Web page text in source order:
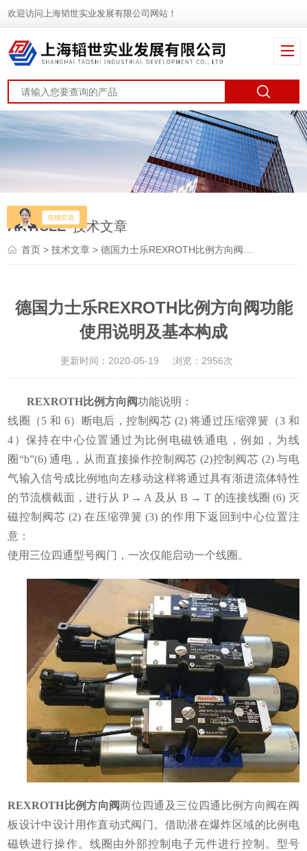
欢迎访问上海韬世实业发展有限公司网站！
ARTICLE 技术文章
首页 >技术文章 > 德国力士乐REXROTH比例方向阀功能使用说明及基本构成
德国力士乐REXROTH比例方向阀功能
使用说明及基本构成
更新时间：2020-05-19 浏览：2956次
REXROTH比例方向阀功能说明：
线圈（5 和 6）断电后，控制阀芯 (2) 将通过压缩弹簧（3 和
4）保持在中心位置通过为比例电磁铁通电，例如，为线
圈“b”(6) 通电，从而直接操作控制阀芯 (2)控制阀芯 (2) 与电
气输入信号成比例地向左移动这样将通过具有渐进流体特性
的节流横截面，进行从 P → A 及从 B → T 的连接线圈 (6) 灭
磁控制阀芯 (2) 在压缩弹簧 (3) 的作用下返回到中心位置注
意：
使用三位四通型号阀门，一次仅能启动一个线圈。
REXROTH比例方向阀两位四通及三位四通比例方向阀在阀
板设计中设计用作直动式阀门。借助潜在爆炸区域的比例电
磁铁进行操作。线圈由外部控制电子元件进行控制。型号